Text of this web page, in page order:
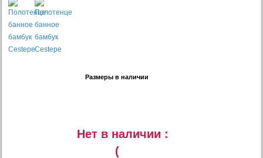
Размеры в наличии
Нет в наличии :
(